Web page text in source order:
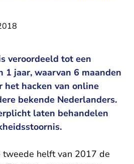
veroordeeld tot een
1 jaar, waarvan 6 maanden
het hacken van online
bekende Nederlanders.
laten behandelen
tweede helft van 2017 de